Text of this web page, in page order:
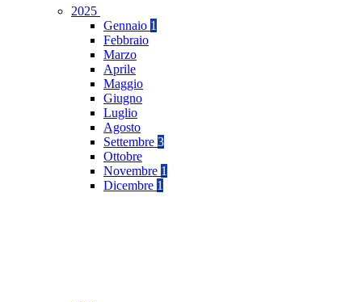
2025
Gennaio 1
Febbraio
Marzo
Aprile
Maggio
Giugno
Luglio
Agosto
Settembre 3
Ottobre
Novembre 1
Dicembre 1